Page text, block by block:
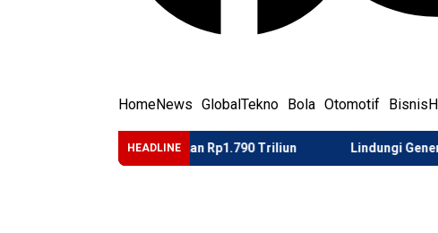
HomeNews Global Tekno Bola Otomotif Bisnis
HEADLINE
Mulai Kembalikan Rp1.790 Triliun Lindungi Generasi Muda